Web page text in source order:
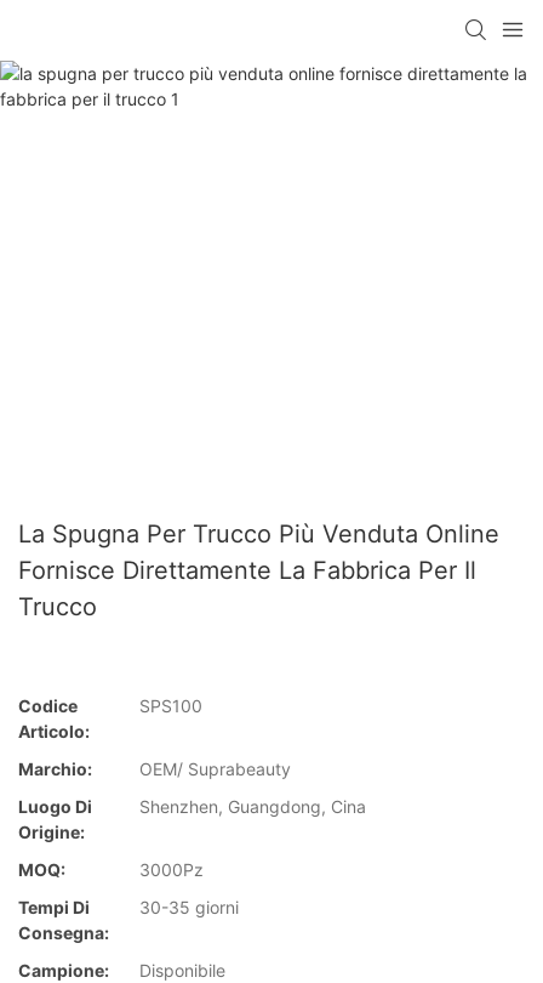
La Spugna Per Trucco Più Venduta Online
Fornisce Direttamente La Fabbrica Per Il
Trucco
Codice
Articolo:
SPS100
Marchio:
OEM/ Suprabeauty
Luogo Di
Origine:
Shenzhen, Guangdong, Cina
MOQ:
3000Pz
Tempi Di
Consegna:
30-35 giorni
Campione:
Disponibile